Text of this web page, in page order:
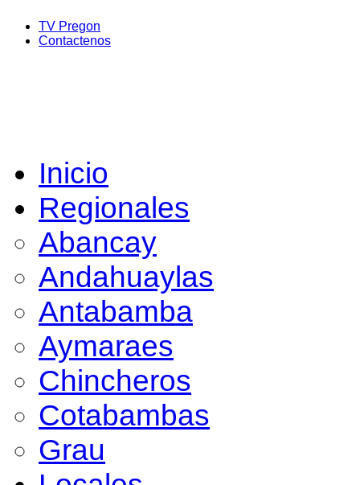
TV Pregon
Contactenos
Inicio
Regionales
Abancay
Andahuaylas
Antabamba
Aymaraes
Chincheros
Cotabambas
Grau